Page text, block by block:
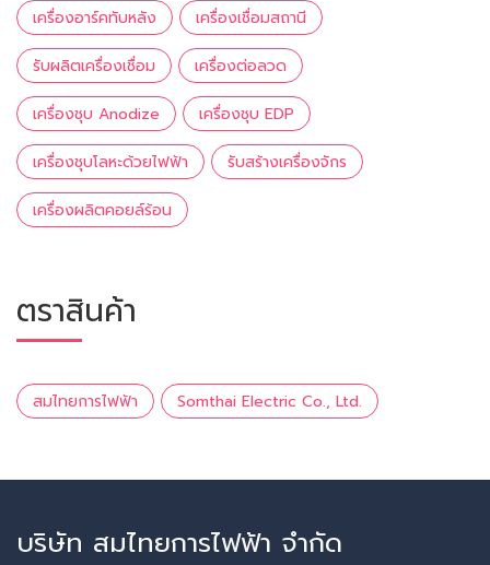
เครื่องอาร์คทับหลัง เครื่องเชื่อมสถานี
รับผลิตเครื่องเชื่อม เครื่องต่อลวด
เครื่องชุบ Anodize เครื่องชุบ EDP
เครื่องชุบโลหะด้วยไฟฟ้า รับสร้างเครื่องจักร
เครื่องผลิตคอยล์ร้อน
ตราสินค้า
สมไทยการไฟฟ้า Somthai Electric Co., Ltd.
บริษัท สมไทยการไฟฟ้า จำกัด